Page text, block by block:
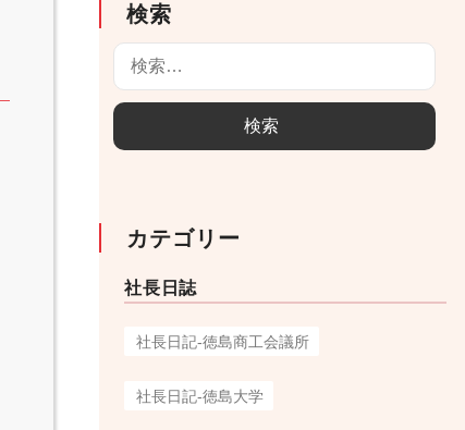
検索
カテゴリー
社長日誌
社長日記-徳島商工会議所
社長日記-徳島大学